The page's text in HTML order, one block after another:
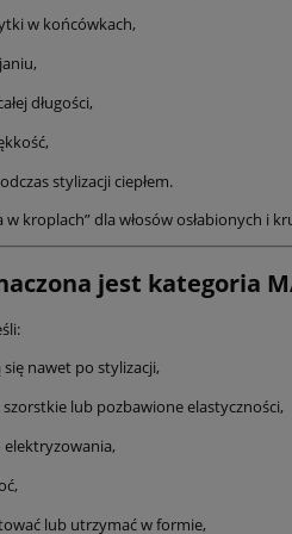
w końcówkach,
długości,
stylizacji ciepłem.
kroplach” dla włosów osłabionych i
jest kategoria
się nawet po stylizacji,
lub pozbawione elastyczności,
lub utrzymać w formie,